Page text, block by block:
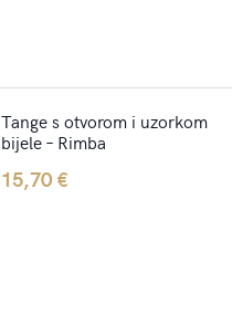
Tange s otvorom i uzorkom
bijele – Rimba
15,70€